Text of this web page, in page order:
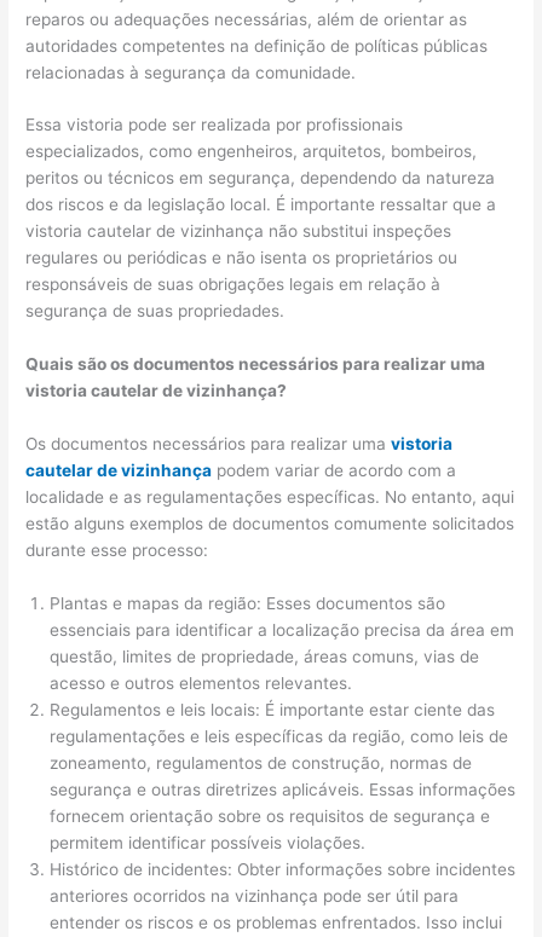
reparos ou adequações necessárias, além de orientar as
autoridades competentes na definição de políticas públicas
relacionadas à segurança da comunidade.
Essa vistoria pode ser realizada por profissionais
especializados, como engenheiros, arquitetos, bombeiros,
peritos ou técnicos em segurança, dependendo da natureza
dos riscos e da legislação local. É importante ressaltar que a
vistoria cautelar de vizinhança não substitui inspeções
regulares ou periódicas e não isenta os proprietários ou
responsáveis de suas obrigações legais em relação à
segurança de suas propriedades.
Quais são os documentos necessários para realizar uma
vistoria cautelar de vizinhança?
Os documentos necessários para realizar umavistoria
cautelar de vizinhança podem variar de acordo com a
localidade e as regulamentações específicas. No entanto, aqui
estão alguns exemplos de documentos comumente solicitados
durante esse processo:
Plantas e mapas da região: Esses documentos são
essenciais para identificar a localização precisa da área em
questão, limites de propriedade, áreas comuns, vias de
acesso e outros elementos relevantes.
Regulamentos e leis locais: É importante estar ciente das
regulamentações e leis específicas da região, como leis de
zoneamento, regulamentos de construção, normas de
segurança e outras diretrizes aplicáveis. Essas informações
fornecem orientação sobre os requisitos de segurança e
permitem identificar possíveis violações.
Histórico de incidentes: Obter informações sobre incidentes
anteriores ocorridos na vizinhança pode ser útil para
entender os riscos e os problemas enfrentados. Isso inclui